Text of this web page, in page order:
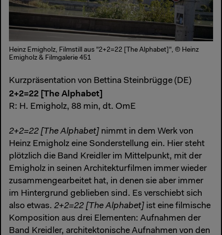
Heinz Emigholz, Filmstill aus "2+2=22 [The Alphabet]", © Heinz
Emigholz & Filmgalerie 451
Kurzpräsentation von Bettina Steinbrügge (DE)
2+2=22 [The Alphabet]
R: H. Emigholz, 88 min, dt. OmE
2+2=22 [The Alphabet] nimmt in dem Werk von
Heinz Emigholz eine Sonderstellung ein. Hier steht
plötzlich die Band Kreidler im Mittelpunkt, mit der
Emigholz in seinen Architekturfilmen immer wieder
zusammengearbeitet hat, in denen sie aber immer
im Hintergrund geblieben sind. Es verschiebt sich
also etwas. 2+2=22 [The Alphabet] ist eine filmische
Komposition aus drei Elementen: Aufnahmen der
Band Kreidler, architektonische Aufnahmen von den